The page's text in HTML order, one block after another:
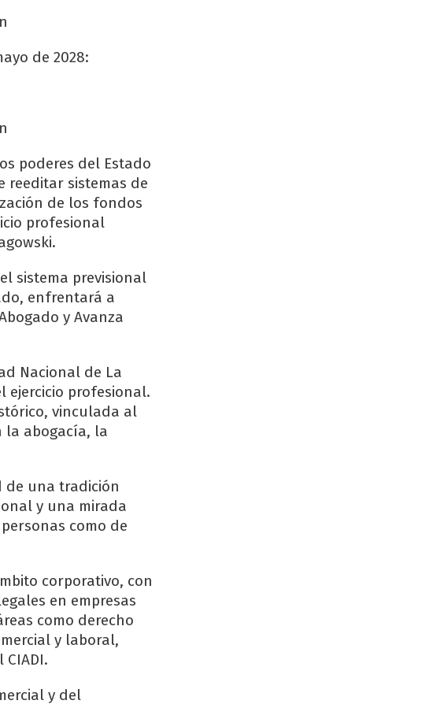
de 2028:
poderes del Estado
reeditar sistemas de
de los fondos
profesional
sistema previsional
enfrentará a
y Avanza
Nacional de La
ejercicio profesional.
vinculada al
la abogacía, la
de una tradición
y una mirada
como de
corporativo, con
en empresas
como derecho
y laboral,
y del